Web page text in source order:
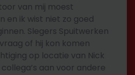
van mij moest
en ik wist niet zo goed
Slegers Spuitwerken
of hij kon komen
op locatie van Nick
aan voor andere